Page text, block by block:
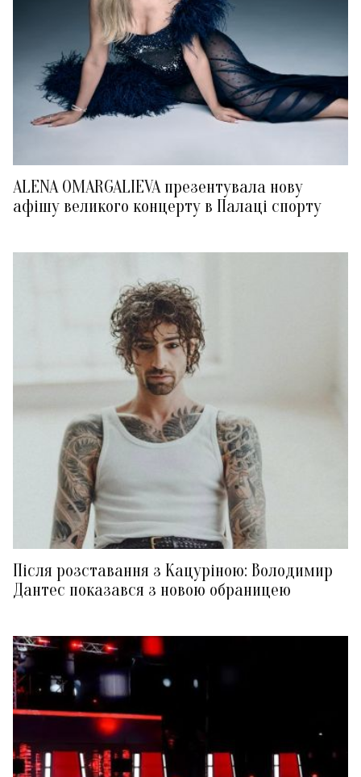
ALENA OMARGALIEVA презентувала нову
афішу великого концерту в Палаці спорту
Після розставання з Кацуріною: Володимир
Дантес показався з новою обраницею